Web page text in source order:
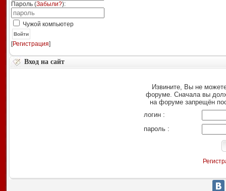
Пароль (Забыли?):
Чужой компьютер
Войти
[Регистрация]
Вход на сайт
Извините, Вы не
форуме. Сначала вы
на форуме запрещён
логин :
пароль :